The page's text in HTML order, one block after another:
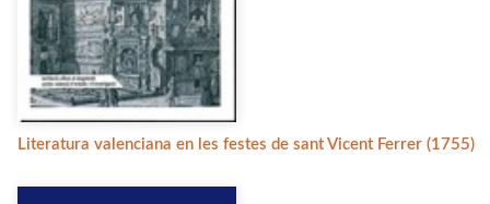
Literatura valenciana en les festes de sant Vicent Ferrer (1755)